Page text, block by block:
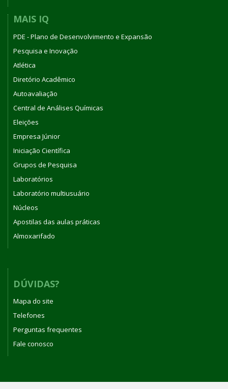
MAIS IQ
PDE - Plano de Desenvolvimento e Expansão
Pesquisa e Inovação
Atlética
Diretório Acadêmico
Autoavaliação
Central de Análises Químicas
Eleições
Empresa Júnior
Iniciação Científica
Grupos de Pesquisa
Laboratórios
Laboratório multiusuário
Núcleos
Apostilas das aulas práticas
Almoxarifado
DÚVIDAS?
Mapa do site
Telefones
Perguntas frequentes
Fale conosco